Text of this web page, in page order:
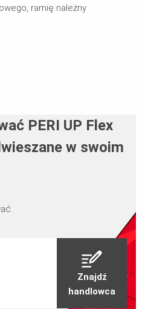
ramię należny
PERI UP Flex
w swoim
Znajdź
handlowca